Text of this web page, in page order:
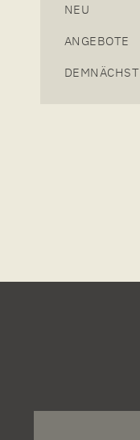
NEU
ANGEBOTE
DEMNÄCHST